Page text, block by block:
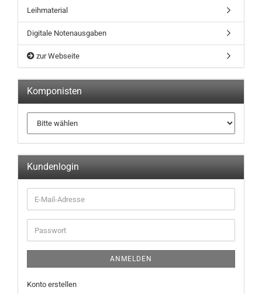
Leihmaterial
Digitale Notenausgaben
zur Webseite
Komponisten
Kundenlogin
ANMELDEN
Konto erstellen